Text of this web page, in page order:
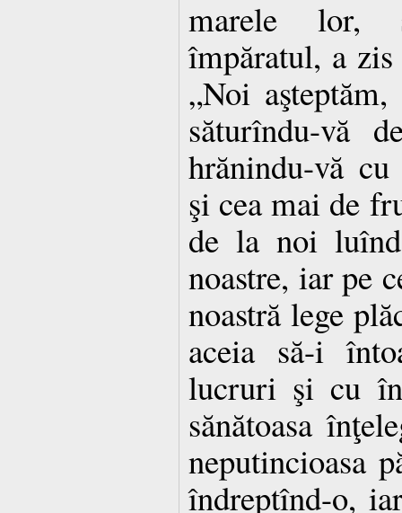
marele lor,
împăratul, a
„Noi
săturîndu-vă
hrănindu-vă
şi cea mai de
de la noi
noastre, iar pe
noastră lege
aceia să-i
lucruri şi cu
sănătoasa
neputincioasa
îndreptînd-o,